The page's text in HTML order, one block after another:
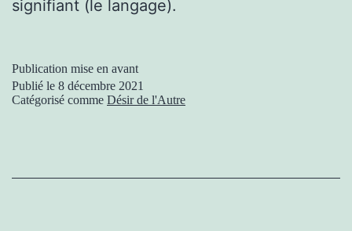
signifiant (le langage).
Publication mise en avant
Publié le 8 décembre 2021
Catégorisé comme Désir de l'Autre